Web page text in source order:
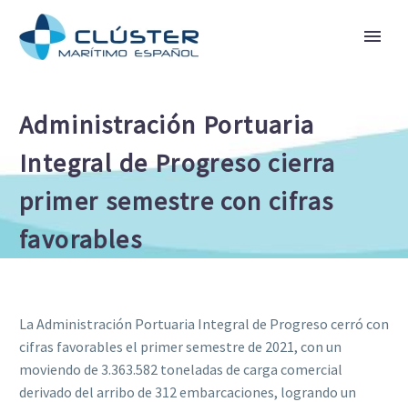
Administración Portuaria
Integral de Progreso cierra
primer semestre con cifras
favorables
La Administración Portuaria Integral de Progreso cerró con
cifras favorables el primer semestre de 2021, con un
moviendo de 3.363.582 toneladas de carga comercial
derivado del arribo de 312 embarcaciones, logrando un